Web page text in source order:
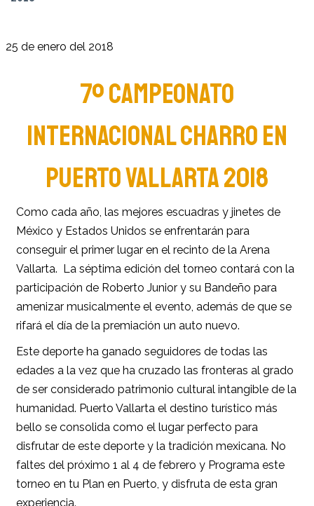
25 de enero del 2018
7º CAMPEONATO
INTERNACIONAL CHARRO EN
PUERTO VALLARTA 2018
Como cada año, las mejores escuadras y jinetes de
México y Estados Unidos se enfrentarán para
conseguir el primer lugar en el recinto de la Arena
Vallarta. La séptima edición del torneo contará con la
participación de Roberto Junior y su Bandeño para
amenizar musicalmente el evento, además de que se
rifará el día de la premiación un auto nuevo.
Este deporte ha ganado seguidores de todas las
edades a la vez que ha cruzado las fronteras al grado
de ser considerado patrimonio cultural intangible de la
humanidad. Puerto Vallarta el destino turístico más
bello se consolida como el lugar perfecto para
disfrutar de este deporte y la tradición mexicana. No
faltes del próximo 1 al 4 de febrero y Programa este
torneo en tu Plan en Puerto, y disfruta de esta gran
experiencia.